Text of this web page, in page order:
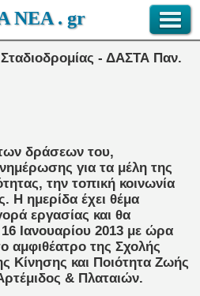
ΝΕΑ . gr
- ΔΑΣΤΑ Παν.
δράσεων του,
για τα μέλη της
την τοπική κοινωνία
Η ημερίδα έχει θέμα
εργασίας και θα
Ιανουαρίου 2013 με ώρα
αμφιθέατρο της Σχολής
Κίνησης και Ποιότητα Ζωής
& Πλαταιών.